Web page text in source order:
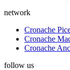
network
Cronache
Cronache
Cronache
follow us